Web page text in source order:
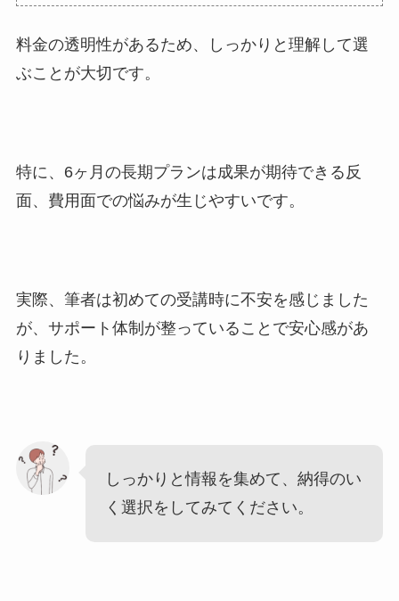
料金の透明性があるため、しっかりと理解して選
ぶことが大切です。
特に、6ヶ月の長期プランは成果が期待できる反
面、費用面での悩みが生じやすいです。
実際、筆者は初めての受講時に不安を感じました
が、サポート体制が整っていることで安心感があ
りました。
しっかりと情報を集めて、納得のい
く選択をしてみてください。